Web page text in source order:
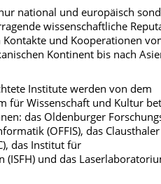
national und europäisch
wissenschaftliche
und Kooperationen
Kontinent bis nach
Institute werden von dem
für Wissenschaft und Kultur
das Oldenburger
(OFFIS), das Clausthaler
das Institut für
(ISFH) und das